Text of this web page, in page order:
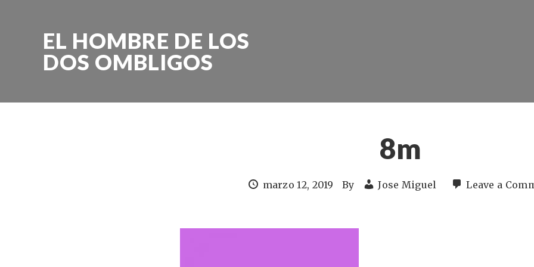
EL HOMBRE DE LOS
DOS OMBLIGOS
8m
marzo 12, 2019 By Jose Miguel Leave a